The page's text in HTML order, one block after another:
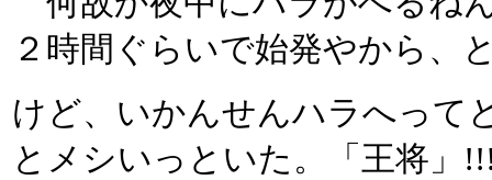
２時間ぐらいで始発やから、
けど、いかんせんハラへって
とメシいっといた。「王将」